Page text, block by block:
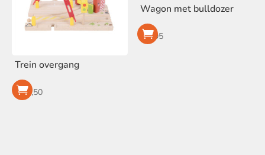
Trein overgang
€27,50
Wagon met bulldozer
€9,95